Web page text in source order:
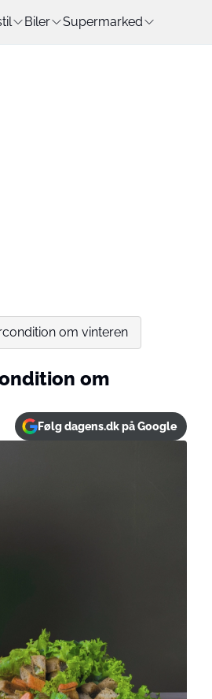
Biler Supermarked
om vinteren
om
Følg dagens.dk på Google